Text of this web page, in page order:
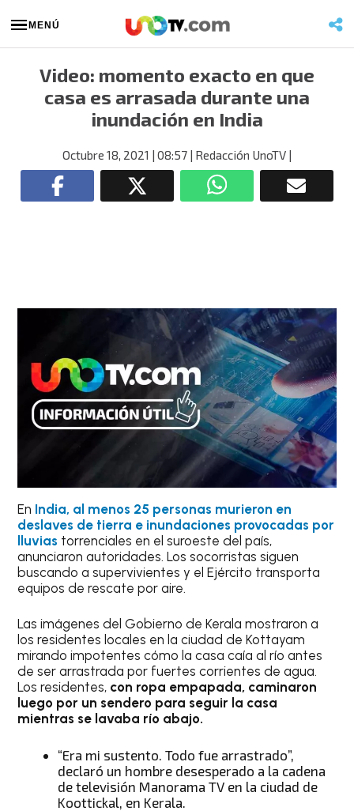
MENÚ
Video: momento exacto en que
casa es arrasada durante una
inundación en India
Octubre 18, 2021 | 08:57 | Redacción UnoTV |
En India, al menos 25 personas murieron en
deslaves de tierra e inundaciones provocadas por
lluvias torrenciales en el suroeste del país,
anunciaron autoridades. Los socorristas siguen
buscando a supervivientes y el Ejército transporta
equipos de rescate por aire.
Las imágenes del Gobierno de Kerala mostraron a
los residentes locales en la ciudad de Kottayam
mirando impotentes cómo la casa caía al río antes
de ser arrastrada por fuertes corrientes de agua.
Los residentes, con ropa empapada, caminaron
luego por un sendero para seguir la casa
mientras se lavaba río abajo.
“Era mi sustento. Todo fue arrastrado”,
declaró un hombre desesperado a la cadena
de televisión Manorama TV en la ciudad de
Koottickal, en Kerala.